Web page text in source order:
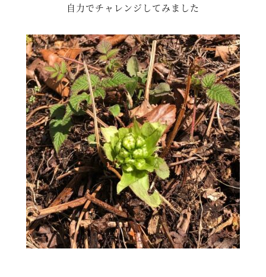
自力でチャレンジしてみました